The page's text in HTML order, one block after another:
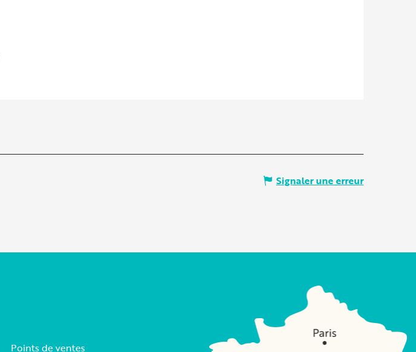
Signaler une erreur
Points de ventes